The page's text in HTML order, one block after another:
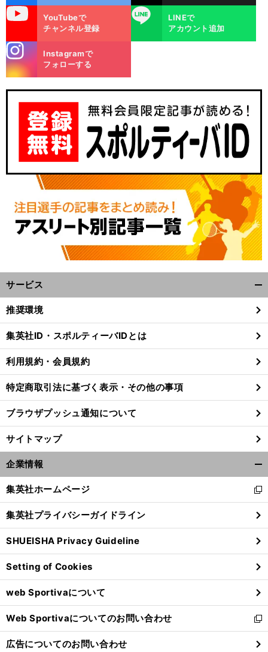
YouTubeで
チャンネル登録
LINE
LINEで
アカウント追加
m
Instagramで
フォローする
サービス
閉
る
推奨環境
集英社ID・スポルティーバIDとは
利用規約・会員規約
特定商取引法に基づく表示・その他の事項
ブラウザプッシュ通知について
サイトマップ
企業情報
閉
る
集英社ホームページ
新
し
い
ウ
ィ
ン
ド
ウ
で
開
く
集英社プライバシーガイドライン
SHUEISHA Privacy Guideline
Setting of Cookies
web Sportivaについて
Web Sportivaについてのお問い合わせ
新
し
い
広告についてのお問い合わせ